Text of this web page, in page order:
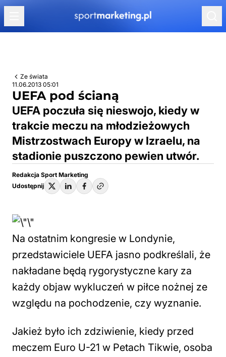
Przejdź do treści
Ze świata
11.06.2013 05:01
UEFA pod ścianą
UEFA poczuła się nieswojo, kiedy w
trakcie meczu na młodzieżowych
Mistrzostwach Europy w Izraelu, na
stadionie puszczono pewien utwór.
Redakcja Sport Marketing
Udostępnij
Na ostatnim kongresie w Londynie,
przedstawiciele UEFA jasno podkreślali, że
nakładane będą rygorystyczne kary za
każdy objaw wykluczeń w piłce nożnej ze
względu na pochodzenie, czy wyznanie.
Jakież było ich zdziwienie, kiedy przed
meczem Euro U-21 w Petach Tikwie, osoba